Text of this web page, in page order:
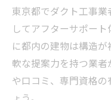
ダクト工事
ダクト工事
厨房ダクト
業者選びで失敗
ダクト工事
東京都でダクト工事
してアフターサポー
に都内の建物は構造
軟な提案力を持つ業
や口コミ、専門資格